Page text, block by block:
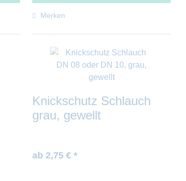
Merken
Knickschutz Schlauch
grau, gewellt
ab 2,75 € *